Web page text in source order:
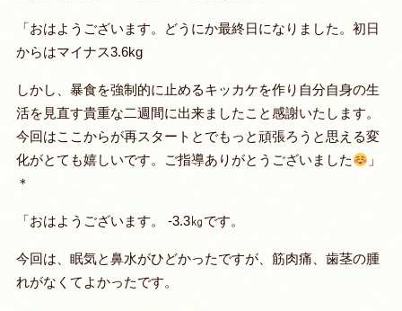
「おはようございます。どうにか最終日になりました。初日
からはマイナス3.6kg
しかし、暴食を強制的に止めるキッカケを作り自分自身の生
活を見直す貴重な二週間に出来ましたこと感謝いたします。
今回はここからが再スタートとでもっと頑張ろうと思える変
化がとても嬉しいです。ご指導ありがとうございました
」
＊
「おはようございます。 -3.3㎏です。
今回は、眠気と鼻水がひどかったですが、筋肉痛、歯茎の腫
れがなくてよかったです。